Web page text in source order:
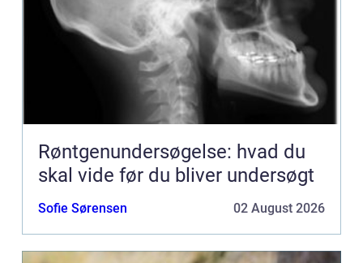
Røntgenundersøgelse: hvad du
skal vide før du bliver undersøgt
Sofie Sørensen 02 August 2026